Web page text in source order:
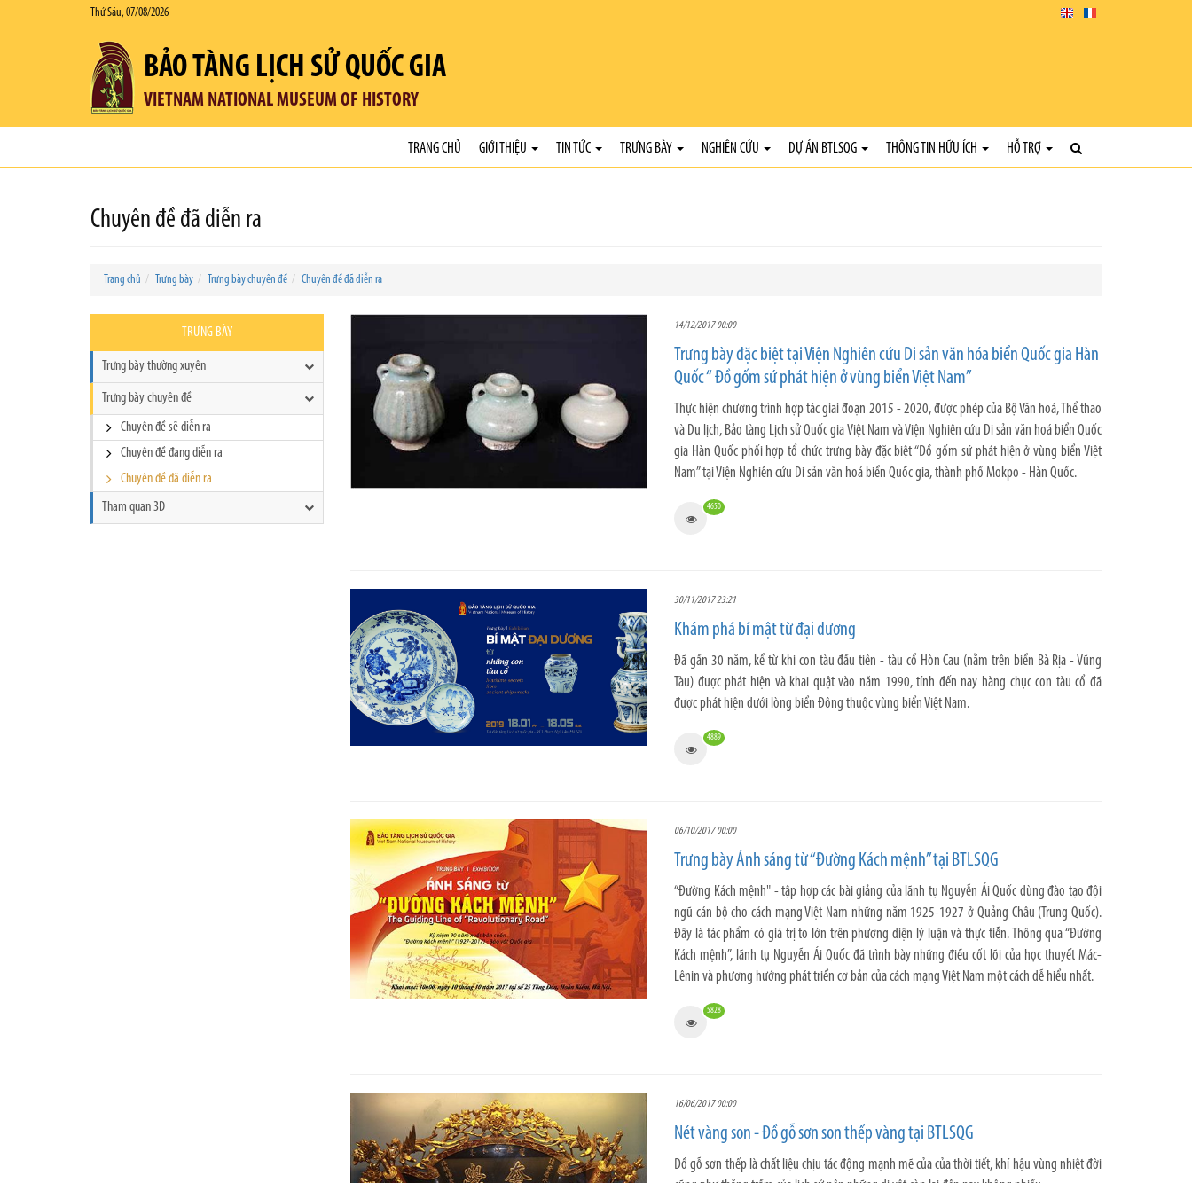
Thứ Sáu, 07/08/2026
BẢO TÀNG LỊCH SỬ QUỐC GIA
VIETNAM NATIONAL MUSEUM OF HISTORY
TRANG CHỦ GIỚI THIỆU TIN TỨC TRƯNG BÀY NGHIÊN CỨU DỰ ÁN BTLSQG THÔNG TIN HỮU ÍCH HỖ TRỢ
Chuyên đề đã diễn ra
Trang chủ Trưng bày Trưng bày chuyên đề Chuyên đề đã diễn ra
TRƯNG BÀY
Trưng bày thường xuyên
Trưng bày chuyên đề
Chuyên đề sẽ diễn ra
Chuyên đề đang diễn ra
Chuyên đề đã diễn ra
Tham quan 3D
14/12/2017 00:00
Trưng bày đặc biệt tại Viện Nghiên cứu Di sản văn hóa biển Quốc gia Hàn
Quốc “ Đồ gốm sứ phát hiện ở vùng biển Việt Nam”
Thực hiện chương trình hợp tác giai đoạn 2015 - 2020, được phép của Bộ Văn hoá, Thể thao
và Du lịch, Bảo tàng Lịch sử Quốc gia Việt Nam và Viện Nghiên cứu Di sản văn hoá biển Quốc
gia Hàn Quốc phối hợp tổ chức trưng bày đặc biệt “Đồ gốm sứ phát hiện ở vùng biển Việt
Nam” tại Viện Nghiên cứu Di sản văn hoá biển Quốc gia, thành phố Mokpo - Hàn Quốc.
4650
30/11/2017 23:21
Khám phá bí mật từ đại dương
Đã gần 30 năm, kể từ khi con tàu đầu tiên - tàu cổ Hòn Cau (nằm trên biển Bà Rịa - Vũng
Tàu) được phát hiện và khai quật vào năm 1990, tính đến nay hàng chục con tàu cổ đã
được phát hiện dưới lòng biển Đông thuộc vùng biển Việt Nam.
4889
06/10/2017 00:00
Trưng bày Ánh sáng từ “Đường Kách mệnh” tại BTLSQG
“Đường Kách mệnh" - tập hợp các bài giảng của lãnh tụ Nguyễn Ái Quốc dùng đào tạo đội
ngũ cán bộ cho cách mạng Việt Nam những năm 1925-1927 ở Quảng Châu (Trung Quốc).
Đây là tác phẩm có giá trị to lớn trên phương diện lý luận và thực tiễn. Thông qua “Đường
Kách mệnh”, lãnh tụ Nguyễn Ái Quốc đã trình bày những điều cốt lõi của học thuyết Mác-
Lênin và phương hướng phát triển cơ bản của cách mạng Việt Nam một cách dễ hiểu nhất.
5828
16/06/2017 00:00
Nét vàng son - Đồ gỗ sơn son thếp vàng tại BTLSQG
Đồ gỗ sơn thếp là chất liệu chịu tác động mạnh mẽ của của thời tiết, khí hậu vùng nhiệt đời